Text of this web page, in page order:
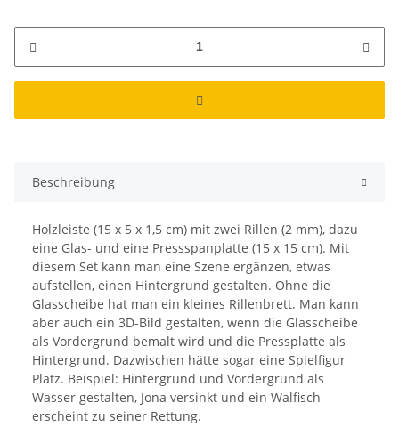
Beschreibung
Holzleiste (15 x 5 x 1,5 cm) mit zwei Rillen (2 mm), dazu
eine Glas- und eine Pressspanplatte (15 x 15 cm). Mit
diesem Set kann man eine Szene ergänzen, etwas
aufstellen, einen Hintergrund gestalten. Ohne die
Glasscheibe hat man ein kleines Rillenbrett. Man kann
aber auch ein 3D-Bild gestalten, wenn die Glasscheibe
als Vordergrund bemalt wird und die Pressplatte als
Hintergrund. Dazwischen hätte sogar eine Spielfigur
Platz. Beispiel: Hintergrund und Vordergrund als
Wasser gestalten, Jona versinkt und ein Walfisch
erscheint zu seiner Rettung.